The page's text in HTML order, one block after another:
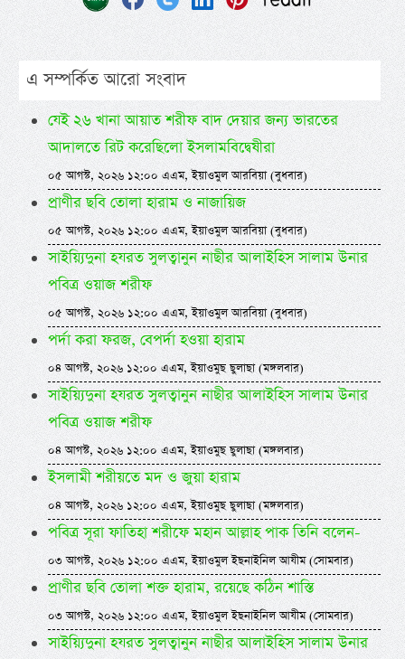
এ সম্পর্কিত আরো সংবাদ
যেই ২৬ খানা আয়াত শরীফ বাদ দেয়ার জন্য ভারতের
আদালতে রিট করেছিলো ইসলামবিদ্বেষীরা
০৫ আগস্ট, ২০২৬ ১২:০০ এএম, ইয়াওমুল আরবিয়া (বুধবার)
প্রাণীর ছবি তোলা হারাম ও নাজায়িজ
০৫ আগস্ট, ২০২৬ ১২:০০ এএম, ইয়াওমুল আরবিয়া (বুধবার)
সাইয়্যিদুনা হযরত সুলত্বানুন নাছীর আলাইহিস সালাম উনার
পবিত্র ওয়াজ শরীফ
০৫ আগস্ট, ২০২৬ ১২:০০ এএম, ইয়াওমুল আরবিয়া (বুধবার)
পর্দা করা ফরজ, বেপর্দা হওয়া হারাম
০৪ আগস্ট, ২০২৬ ১২:০০ এএম, ইয়াওমুছ ছুলাছা (মঙ্গলবার)
সাইয়্যিদুনা হযরত সুলত্বানুন নাছীর আলাইহিস সালাম উনার
পবিত্র ওয়াজ শরীফ
০৪ আগস্ট, ২০২৬ ১২:০০ এএম, ইয়াওমুছ ছুলাছা (মঙ্গলবার)
ইসলামী শরীয়তে মদ ও জুয়া হারাম
০৪ আগস্ট, ২০২৬ ১২:০০ এএম, ইয়াওমুছ ছুলাছা (মঙ্গলবার)
পবিত্র সূরা ফাতিহা শরীফে মহান আল্লাহ পাক তিনি বলেন-
০৩ আগস্ট, ২০২৬ ১২:০০ এএম, ইয়াওমুল ইছনাইনিল আযীম (সোমবার)
প্রাণীর ছবি তোলা শক্ত হারাম, রয়েছে কঠিন শাস্তি
০৩ আগস্ট, ২০২৬ ১২:০০ এএম, ইয়াওমুল ইছনাইনিল আযীম (সোমবার)
সাইয়্যিদুনা হযরত সুলত্বানুন নাছীর আলাইহিস সালাম উনার